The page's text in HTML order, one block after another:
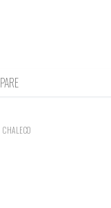
CHALECO